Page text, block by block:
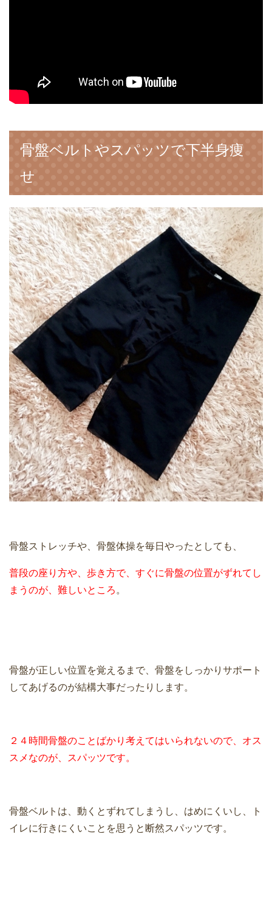
骨盤ベルトやスパッツで下半身痩
せ
骨盤ストレッチや、骨盤体操を毎日やったとしても、
普段の座り方や、歩き方で、すぐに骨盤の位置がずれてし
まうのが、難しいところ 。
骨盤が正しい位置を覚えるまで、骨盤をしっかりサポート
してあげるのが結構大事だったりします。
２４時間骨盤のことばかり考えてはいられないので、オス
スメなのが、スパッツです。
骨盤ベルトは、動くとずれてしまうし、はめにくいし、ト
イレに行きにくいことを思うと断然スパッツです。